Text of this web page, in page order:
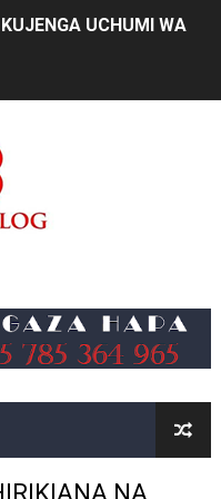
WAKULIMA NA
WA WAZEE: WAZIRI
WATEMBELEA
BIASHARA
sababu kuanzisha klabu
USALAMA,
KWA
NA